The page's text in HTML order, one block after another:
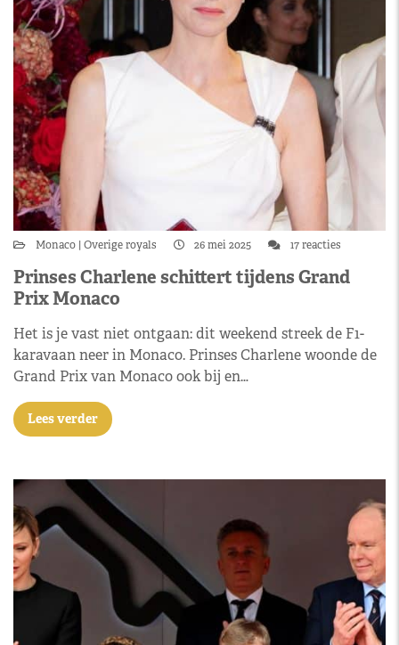
Monaco Overige royals 26 mei 2025 17 reacties
Prinses Charlene schittert tijdens Grand
Prix Monaco
Het is je vast niet ontgaan: dit weekend streek de F1-
karavaan neer in Monaco. Prinses Charlene woonde de
Grand Prix van Monaco ook bij en…
Lees verder